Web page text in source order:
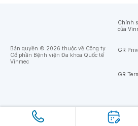
Bản quyền © 2026 thuộc về Công ty
Cổ phần Bệnh viện Đa khoa Quốc tế
Vinmec
Chính
của
GR
GR